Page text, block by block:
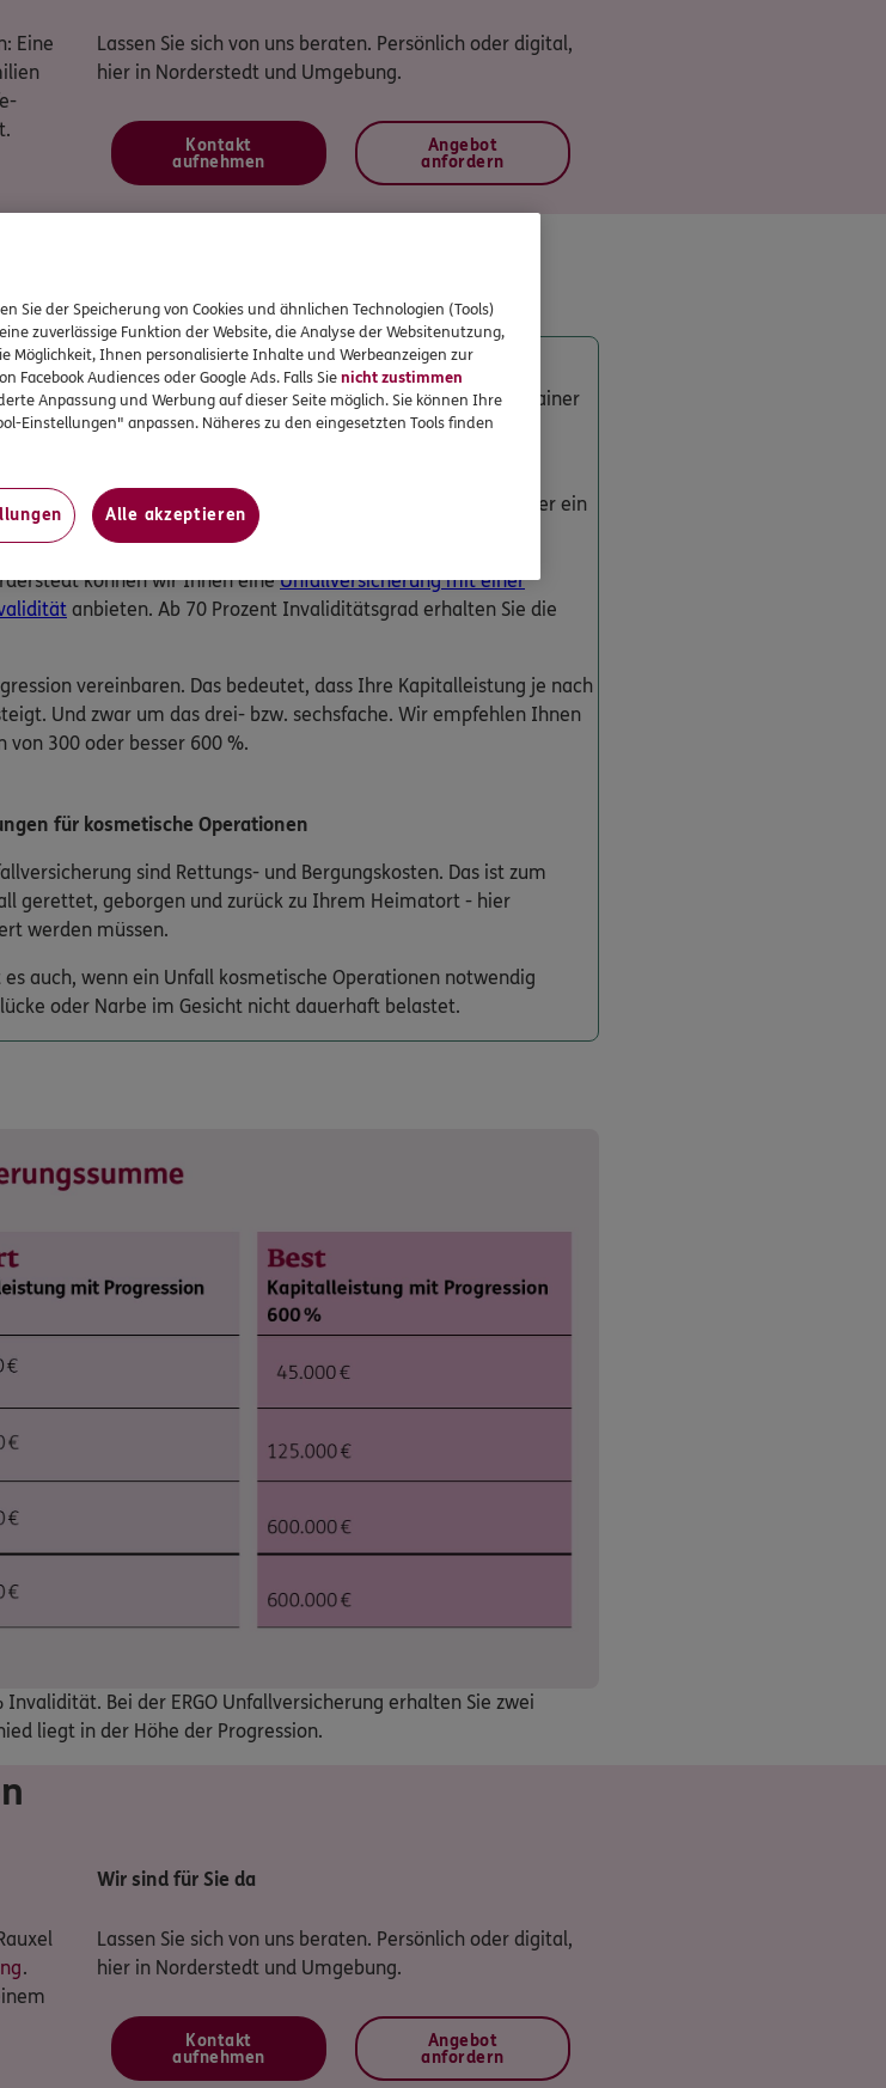
Eine
Lassen Sie sich von uns beraten. Persönlich oder digital,
hier in Norderstedt und Umgebung.
Kontakt
aufnehmen
Angebot
anfordern
Beeinträchtigung
– etwa für Umbaumaßnahmen. Als Ihr ERGO Berater Rainer
dabei mit einer einmaligen Kapitalleistung bei Invalidität.
Unfallversicherung. Denn dadurch verfügen Sie über das
beispielsweise Ihr Haus oder Ihre Wohnung umbauen oder ein
können wir Ihnen eineUnfallversicherung mit einer
anbieten. Ab 70 Prozent Invaliditätsgrad erhalten Sie die
vereinbaren. Das bedeutet, dass Ihre Kapitalleistung je nach
Und zwar um das drei- bzw. sechsfache. Wir empfehlen Ihnen
von 300 oder besser 600 %.
für kosmetische Operationen
sind Rettungs- und Bergungskosten. Das ist zum
gerettet, geborgen und zurück zu Ihrem Heimatort - hier
werden müssen.
auch, wenn ein Unfall kosmetische Operationen notwendig
oder Narbe im Gesicht nicht dauerhaft belastet.
Bei der ERGO Unfallversicherung erhalten Sie zwei
liegt in der Höhe der Progression.
.
Wir sind für Sie da
Lassen Sie sich von uns beraten. Persönlich oder digital,
hier in Norderstedt und Umgebung.
Kontakt
aufnehmen
Angebot
anfordern
Sie der Speicherung von Cookies und ähnlichen Technologien (Tools)
zuverlässige Funktion der Website, die Analyse der Websitenutzung,
Möglichkeit, Ihnen personalisierte Inhalte und Werbeanzeigen zur
Facebook Audiences oder Google Ads. Falls Sienicht zustimmen
Anpassung und Werbung auf dieser Seite möglich. Sie können Ihre
Einstellungen" anpassen. Näheres zu den eingesetzten Tools finden
Alle akzeptieren